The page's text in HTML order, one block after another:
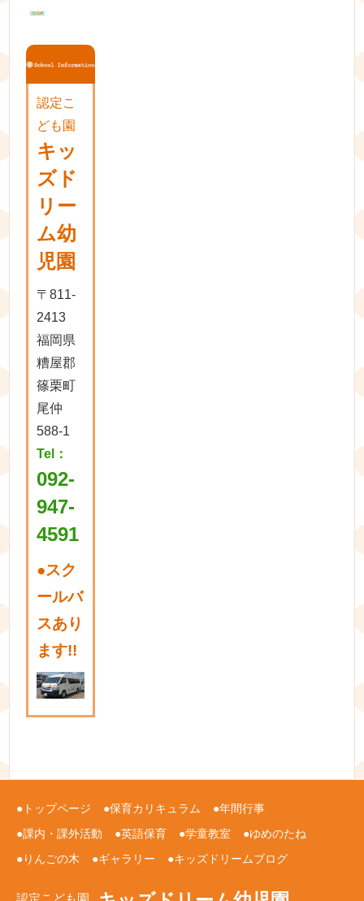
認定こ
ども園
キッ
ズド
リー
ム幼
児園
〒811-
2413
福岡県
糟屋郡
篠栗町
尾仲
588-1
Tel：
092-
947-
4591
●スク
ールバ
スあり
ます!!
トップページ 保育カリキュラム
年間行事
課内・課外活動
英語保育 学童教室
ゆめのたね
りんごの木
ギャラリー キッズドリームブログ